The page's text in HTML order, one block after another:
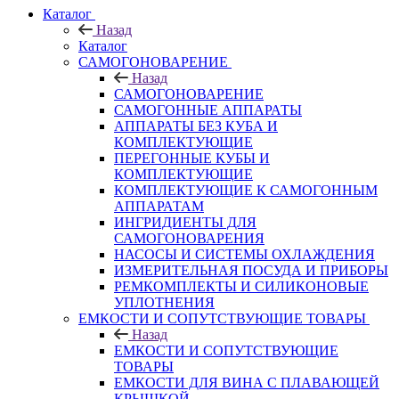
Каталог
Назад
Каталог
САМОГОНОВАРЕНИЕ
Назад
САМОГОНОВАРЕНИЕ
САМОГОННЫЕ АППАРАТЫ
АППАРАТЫ БЕЗ КУБА И
КОМПЛЕКТУЮЩИЕ
ПЕРЕГОННЫЕ КУБЫ И
КОМПЛЕКТУЮЩИЕ
КОМПЛЕКТУЮЩИЕ К САМОГОННЫМ
АППАРАТАМ
ИНГРИДИЕНТЫ ДЛЯ
САМОГОНОВАРЕНИЯ
НАСОСЫ И СИСТЕМЫ ОХЛАЖДЕНИЯ
ИЗМЕРИТЕЛЬНАЯ ПОСУДА И ПРИБОРЫ
РЕМКОМПЛЕКТЫ И СИЛИКОНОВЫЕ
УПЛОТНЕНИЯ
ЕМКОСТИ И СОПУТСТВУЮЩИЕ ТОВАРЫ
Назад
ЕМКОСТИ И СОПУТСТВУЮЩИЕ
ТОВАРЫ
ЕМКОСТИ ДЛЯ ВИНА С ПЛАВАЮЩЕЙ